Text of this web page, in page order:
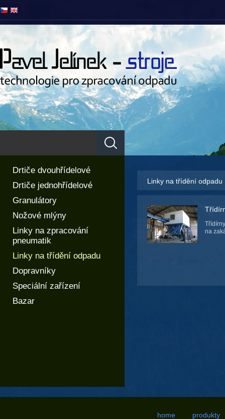
Drtiče dvouhřídelové
Drtiče jednohřídelové
Granulátory
Nožové mlýny
Linky na zpracování
pneumatik
Linky na třídění odpadu
Dopravníky
Speciální zařízení
Bazar
Linky na třídění odpadu
na
home produkty